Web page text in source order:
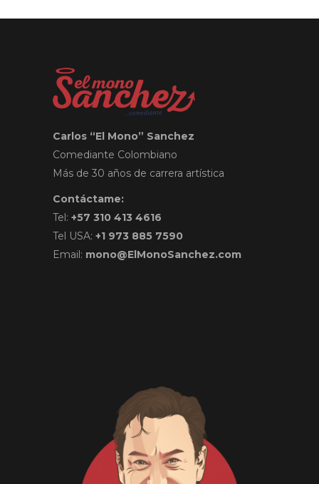
Carlos “El Mono” Sanchez
Comediante Colombiano
Más de 30 años de carrera artística
Contáctame:
Tel: +57 310 413 4616
Tel USA: +1 973 885 7590
Email: mono@ElMonoSanchez.com